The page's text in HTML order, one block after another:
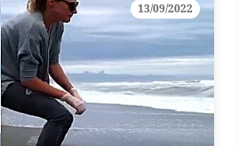
13/09/2022